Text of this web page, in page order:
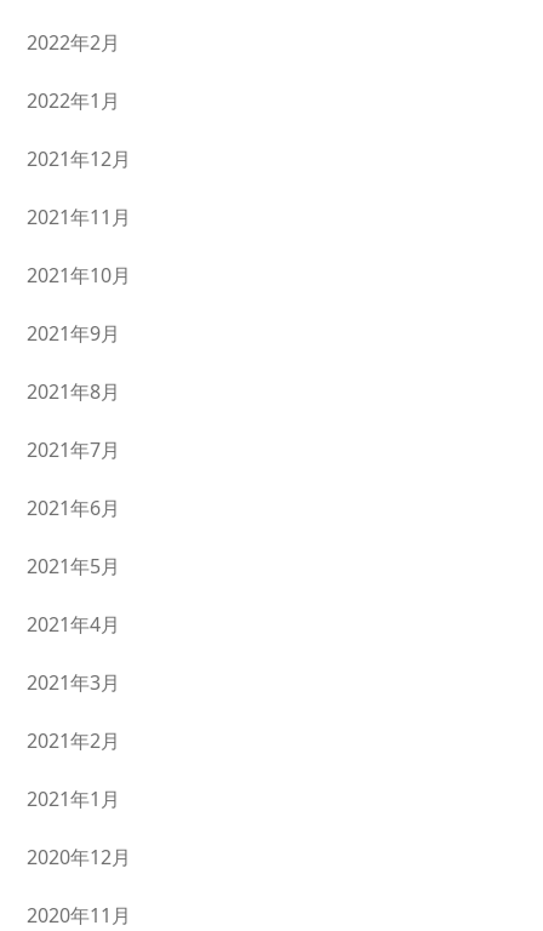
2022年2月
2022年1月
2021年12月
2021年11月
2021年10月
2021年9月
2021年8月
2021年7月
2021年6月
2021年5月
2021年4月
2021年3月
2021年2月
2021年1月
2020年12月
2020年11月